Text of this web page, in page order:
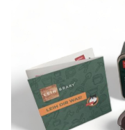
FAQ